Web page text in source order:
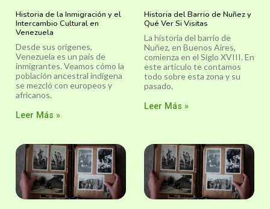
Historia de la Inmigración y el
Intercambio Cultural en
Venezuela
Desde sus orígenes,
Venezuela es un país de
inmigrantes. Veamos cómo la
población ancestral indígena
se mezcló con europeos y
africanos.
Leer Más »
Historia del Barrio de Nuñez y
Qué Ver Si Visitas
La historia del barrio de
Nuñez, en Buenos Aires,
comienza en el Siglo XVIII. En
este artículo te contamos
todo sobre esta zona y su
pasado.
Leer Más »